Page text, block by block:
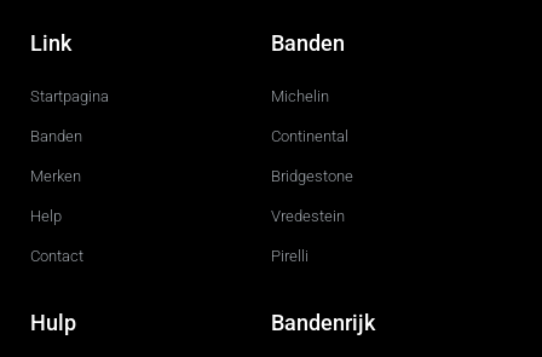
c
e
o
g
r
Link
Startpagina
Banden
Merken
Help
Contact
Banden
Michelin
Continental
Bridgestone
Vredestein
Pirelli
Hulp Bandenrijk